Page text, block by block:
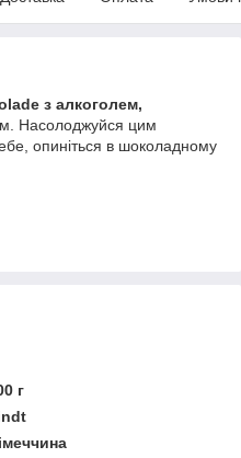
з алкоголем,
Насолоджуйся цим
опиніться в шоколадному
г